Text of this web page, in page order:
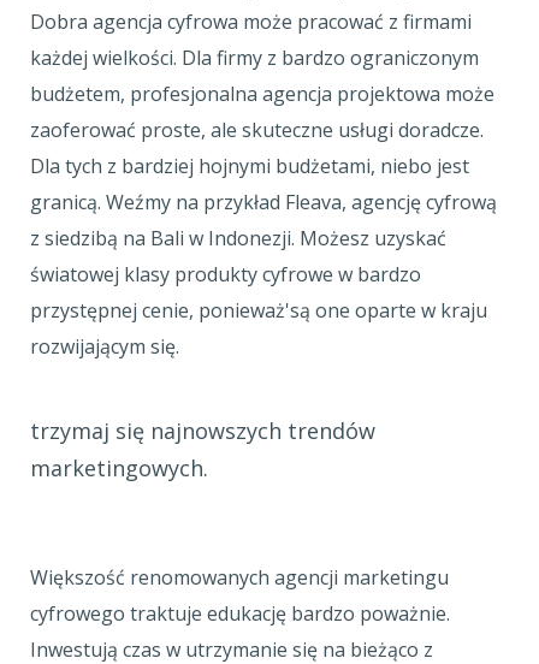
Dobra agencja cyfrowa może pracować z firmami
każdej wielkości. Dla firmy z bardzo ograniczonym
budżetem, profesjonalna agencja projektowa może
zaoferować proste, ale skuteczne usługi doradcze.
Dla tych z bardziej hojnymi budżetami, niebo jest
granicą. Weźmy na przykład Fleava, agencję cyfrową
z siedzibą na Bali w Indonezji. Możesz uzyskać
światowej klasy produkty cyfrowe w bardzo
przystępnej cenie, ponieważ'są one oparte w kraju
rozwijającym się.
trzymaj się najnowszych trendów
marketingowych.
Większość renomowanych agencji marketingu
cyfrowego traktuje edukację bardzo poważnie.
Inwestują czas w utrzymanie się na bieżąco z